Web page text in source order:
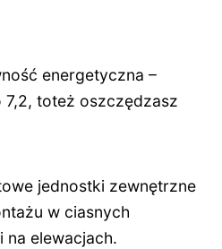
energetyczna –
7,2, toteż oszczędzasz
jednostki zewnętrzne
w ciasnych
na elewacjach.